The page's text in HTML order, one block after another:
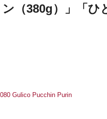
（380g）」「ひ